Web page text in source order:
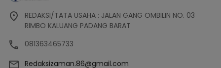
REDAKSI/TATA USAHA : JALAN GANG OMBILIN NO. 03
RIMBO KALUANG PADANG BARAT
081363465733
Redaksizaman.86@gmail.com